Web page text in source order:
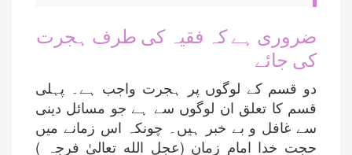
ضروری ہے کہ فقیہ کی طرف ہجرت
کی جائے
دو قسم کے لوگوں پر ہجرت واجب ہے۔ پہلی
قسم کا تعلق ان لوگوں سے ہے جو مسائل دینی
سے غافل و بے خبر ہیں۔ چونکہ اس زمانے میں
حجت خدا امام زمان (عجل الله تعالیٰ فرجہ )